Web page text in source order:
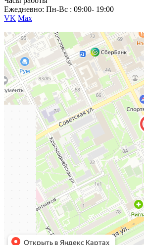
Ежедневно: Пн-Вс : 09:00- 19:00
VK Max